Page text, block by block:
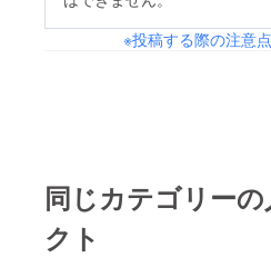
※投稿する際の注意点
同じカテゴリー
クト